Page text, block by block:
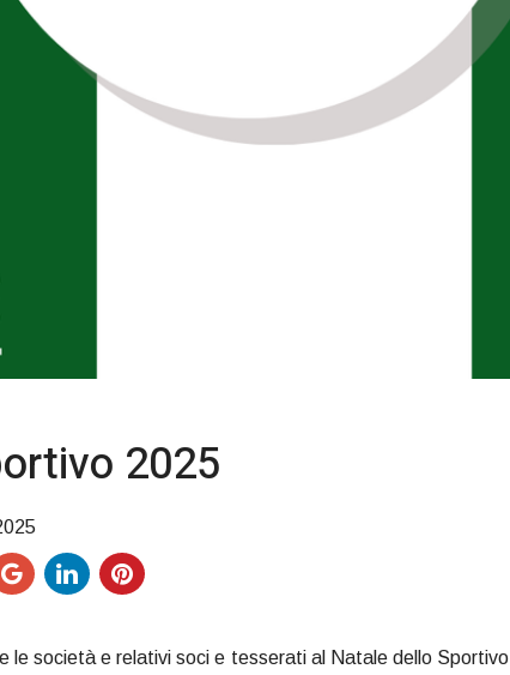
2025
le società e relativi soci e tesserati al Natale dello Sportivo